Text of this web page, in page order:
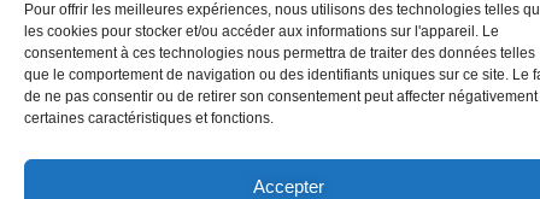
Pour offrir les meilleures expériences, nous utilisons des technologies telles
les cookies pour stocker et/ou accéder aux informations sur l'appareil. Le
consentement à ces technologies nous permettra de traiter des données telles
que le comportement de navigation ou des identifiants uniques sur ce site. Le
de ne pas consentir ou de retirer son consentement peut affecter négativement
certaines caractéristiques et fonctions.
Accepter
À propos
Profil corporatif
Direction et conseil
d’administration
Documents de gouvernance
Investisseurs
Informations Boursières
Présentation corporative
Liens vers les réseaux sociaux